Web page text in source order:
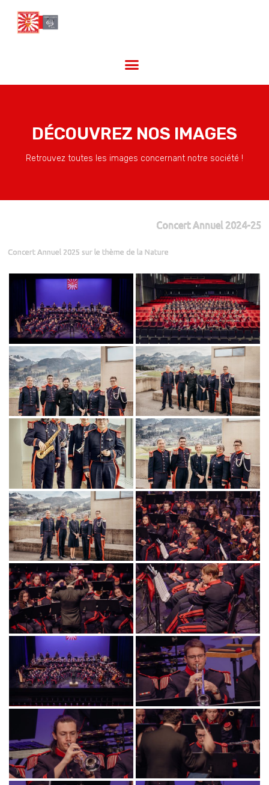
DÉCOUVREZ NOS IMAGES
Retrouvez toutes les images concernant notre société !
Concert Annuel 2024-25
Concert Annuel 2025 sur le thème de la Nature